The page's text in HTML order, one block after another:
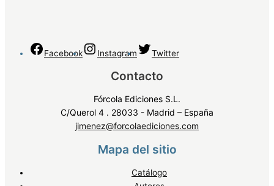
Facebook Instagram Twitter
Contacto
Fórcola Ediciones S.L.
C/Querol 4 . 28033 - Madrid – España
jimenez@forcolaediciones.com
Mapa del sitio
Catálogo